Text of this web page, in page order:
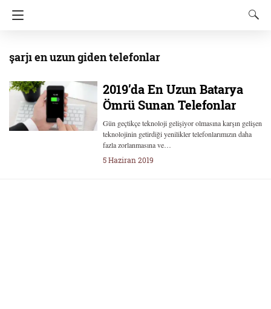
şarjı en uzun giden telefonlar
2019’da En Uzun Batarya
Ömrü Sunan Telefonlar
Gün geçtikçe teknoloji gelişiyor olmasına karşın gelişen
teknolojinin getirdiği yenilikler telefonlarımızın daha
fazla zorlanmasına ve…
5 Haziran 2019